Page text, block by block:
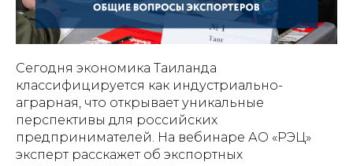
Сегодня экономика Таиланда
классифицируется как индустриально-
аграрная, что открывает уникальные
перспективы для российских
предпринимателей. На вебинаре АО «РЭЦ»
эксперт расскажет об экспортных